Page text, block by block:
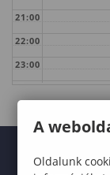
21:00
22:00
23:00
A
Oldalunk